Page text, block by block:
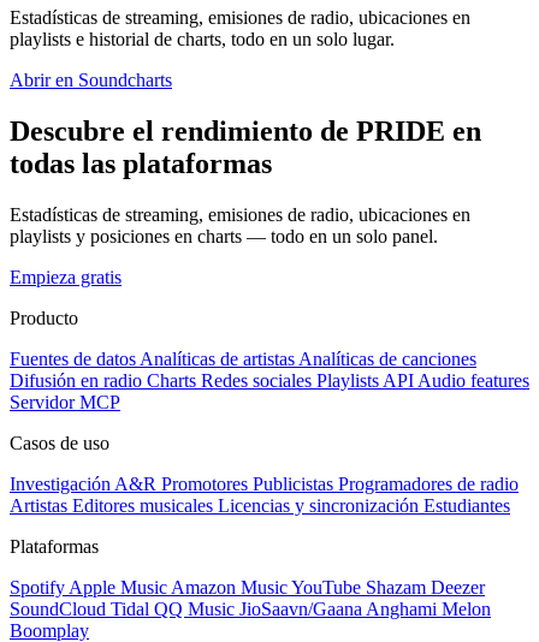
Estadísticas de streaming, emisiones de radio, ubicaciones en
playlists e historial de charts, todo en un solo lugar.
Abrir en Soundcharts
Descubre el rendimiento de PRIDE en
todas las plataformas
Estadísticas de streaming, emisiones de radio, ubicaciones en
playlists y posiciones en charts — todo en un solo panel.
Empieza gratis
Producto
Fuentes de datos Analíticas de artistas Analíticas de canciones
Difusión en radio Charts Redes sociales Playlists API Audio features
Servidor MCP
Casos de uso
Investigación A&R Promotores Publicistas Programadores de radio
Artistas Editores musicales Licencias y sincronización Estudiantes
Plataformas
Spotify Apple Music Amazon MusicYouTube Shazam Deezer
SoundCloud Tidal QQ Music JioSaavn/Gaana Anghami Melon
Boomplay